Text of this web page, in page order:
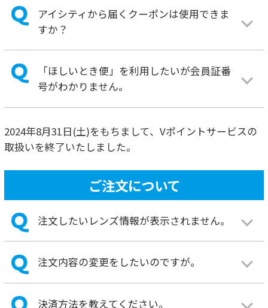
ご注文について
注文したいレンズ情報が表示されません。
決済方法を教えてください。
きますか
商品の発送について
送料はかかりますか？
配送業者・配送方法の指定はできますか？
キャンセルをしたいのですが、どうすれば